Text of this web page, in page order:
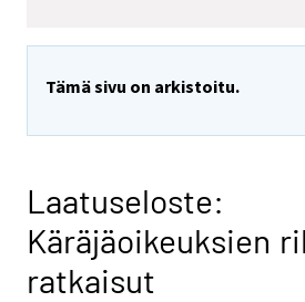
Tämä sivu on arkistoitu.
Laatuseloste:
Käräjäoikeuksien
ratkaisut